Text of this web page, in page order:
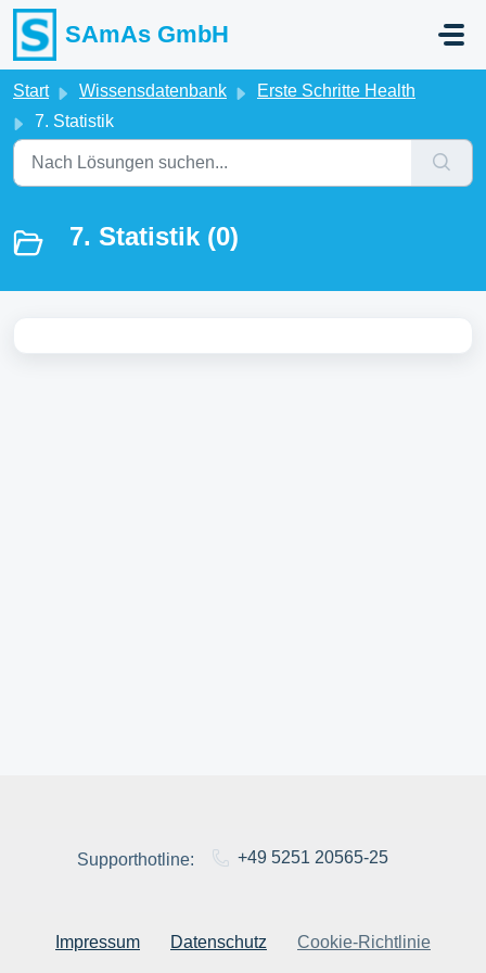
Zum hauptsächlichen Inhalt gehen
SAmAs GmbH
Start Wissensdatenbank
Erste Schritte Health
7. Statistik
7. Statistik (0)
Supporthotline: +49 5251 20565-25
Impressum Datenschutz Cookie-Richtlinie